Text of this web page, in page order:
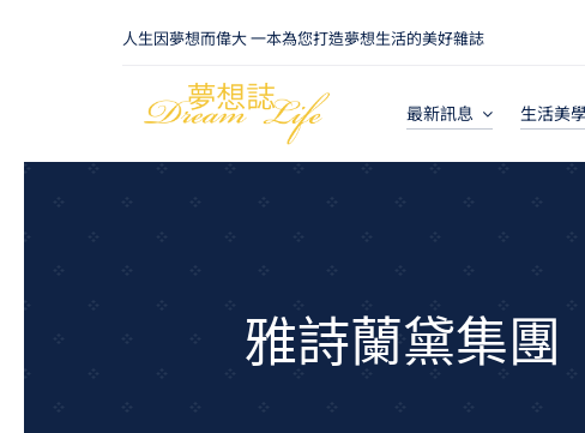
人生因夢想而偉大 一本為您打造夢想生活的美好雜誌
最新訊息 生活美
雅詩蘭黛集團